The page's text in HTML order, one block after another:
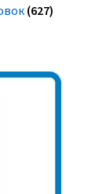
(627)